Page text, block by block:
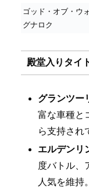
ゴッド・オブ・ウ
グナロク
殿堂入りタイ
グランツー
富な車種と
ら支持され
エルデンリ
度バトル、
人気を維持。